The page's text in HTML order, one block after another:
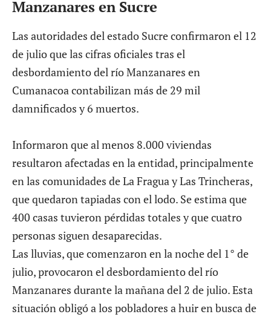
Manzanares en Sucre
Las autoridades del estado Sucre confirmaron el 12
de julio que las cifras oficiales tras el
desbordamiento del río Manzanares en
Cumanacoa contabilizan más de 29 mil
damnificados y 6 muertos.
Informaron que al menos 8.000 viviendas
resultaron afectadas en la entidad, principalmente
en las comunidades de La Fragua y Las Trincheras,
que quedaron tapiadas con el lodo. Se estima que
400 casas tuvieron pérdidas totales y que cuatro
personas siguen desaparecidas.
Las lluvias, que comenzaron en la noche del 1° de
julio, provocaron el desbordamiento del río
Manzanares durante la mañana del 2 de julio. Esta
situación obligó a los pobladores a huir en busca de